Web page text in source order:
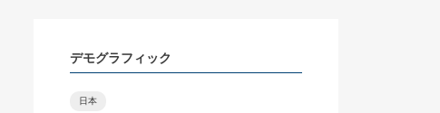
デモグラフィック
日本